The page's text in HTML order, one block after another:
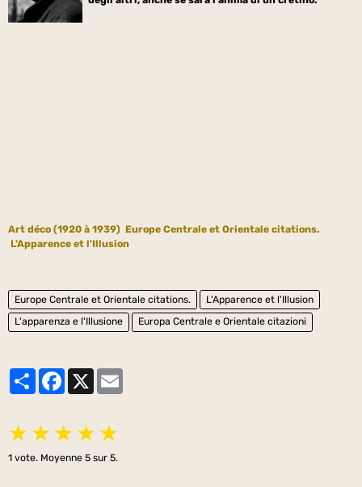
Art déco (1920 à 1939) Europe Centrale et Orientale citations.
L'Apparence et l'Illusion
Europe Centrale et Orientale citations.
L'Apparence et l'Illusion
L'apparenza e l'Illusione
Europa Centrale e Orientale citazioni
PartagerFacebook
★ ★ ★ ★ ★
1 vote. Moyenne 5 sur 5.